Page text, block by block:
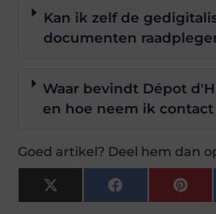
Kan ik zelf de
documenten
Waar bevindt Dépot
en hoe neem ik contact
Goed artikel? Deel hem dan
X
(Twitter)
Facebook